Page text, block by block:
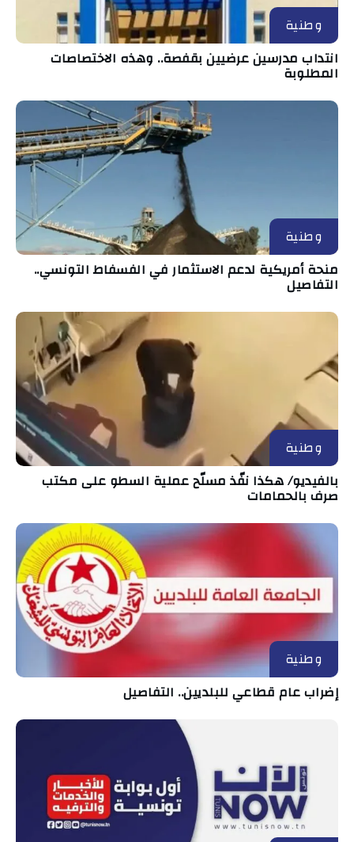
وطنية
انتداب مدرسين عرضيين بقفصة.. وهذه الاختصاصات
المطلوبة
وطنية
منحة أمريكية لدعم الاستثمار في الفسفاط التونسي..
التفاصيل
وطنية
بالفيديو/ هكذا نفّذ مسلّح عملية السطو على مكتب
صرف بالحمامات
وطنية
إضراب عام قطاعي للبلديين.. التفاصيل